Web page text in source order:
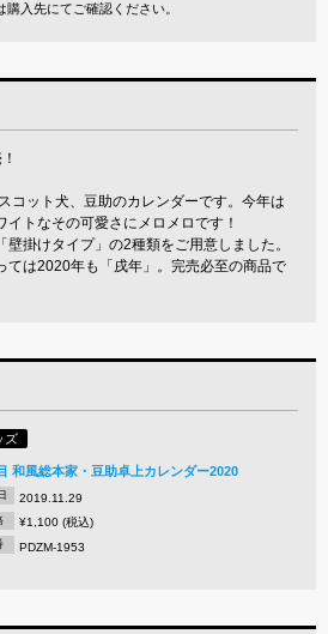
購入先にてご確認ください。
コット犬、豆助のカレンダーです。今年は
トなその可愛さにメロメロです！
掛けタイプ」の2種類をご用意しました。
ては2020年も「戌年」。完売必至の商品で
ズ
和風総本家・豆助卓上カレンダー2020
2019.11.29
¥1,100 (税込)
PDZM-1953